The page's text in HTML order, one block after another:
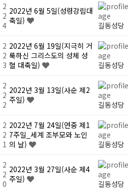
2
2
4
2022년 6월 5일(성령강림대
축일)
길동성당
2
2
3
2022년 6월 19일(지극히 거
룩하신 그리스도의 성체 성
혈 대축일)
길동성당
2
2
2
2022년 3월 13일(사순 제2
주일)
길동성당
2
2
1
2022년 7월 24일(연중 제1
7주일_세계 조부모와 노인
의 날)
길동성당
2
2
0
2022년 3월 27일(사순 제4
주일)
길동성당